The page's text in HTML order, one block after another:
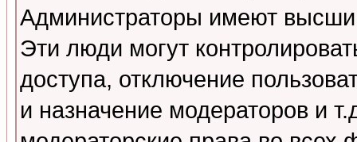
Администраторы имеют
Эти люди могут
доступа, отключение
и назначение модераторов и